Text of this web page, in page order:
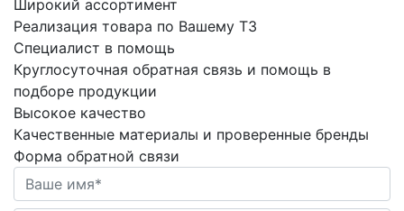
Широкий ассортимент
Реализация товара по Вашему ТЗ
Специалист в помощь
Круглосуточная обратная связь и помощь в
подборе продукции
Высокое качество
Качественные материалы и проверенные бренды
Форма обратной связи